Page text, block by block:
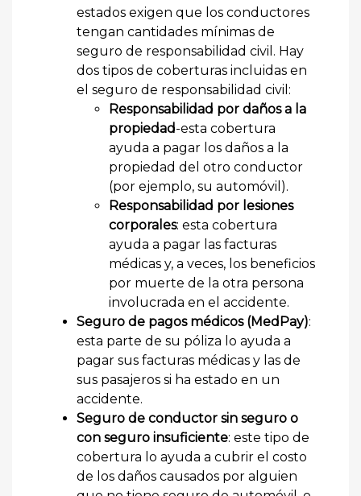
estados exigen que los conductores
tengan cantidades mínimas de
seguro de responsabilidad civil. Hay
dos tipos de coberturas incluidas en
el seguro de responsabilidad civil:
Responsabilidad por daños a la
propiedad-esta cobertura
ayuda a pagar los daños a la
propiedad del otro conductor
(por ejemplo, su automóvil).
Responsabilidad por lesiones
corporales: esta cobertura
ayuda a pagar las facturas
médicas y, a veces, los beneficios
por muerte de la otra persona
involucrada en el accidente.
Seguro de pagos médicos (MedPay):
esta parte de su póliza lo ayuda a
pagar sus facturas médicas y las de
sus pasajeros si ha estado en un
accidente.
Seguro de conductor sin seguro o
con seguro insuficiente: este tipo de
cobertura lo ayuda a cubrir el costo
de los daños causados por alguien